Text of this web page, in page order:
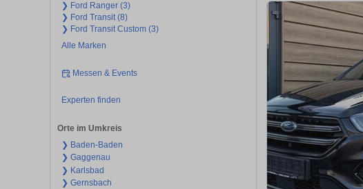
❯ Ford Ranger (3)
❯ Ford Transit (8)
❯ Ford Transit Custom (3)
Alle Marken
Messen & Events
Experten finden
Orte im Umkreis
❯ Baden-Baden
❯ Gaggenau
❯ Karlsbad
❯ Gernsbach